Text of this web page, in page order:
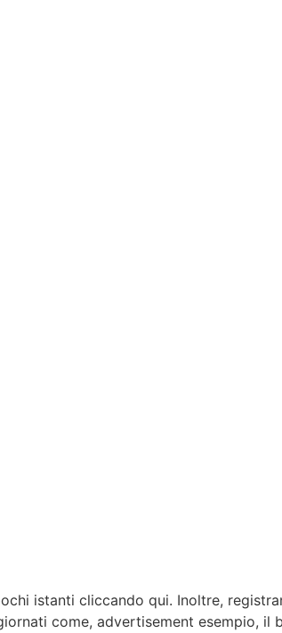
istanti cliccando qui. Inoltre,
come, advertisement esempio, il